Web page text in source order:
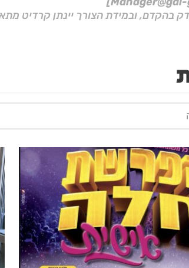
בהקדם, ובמידת הצורך יינתן קרדיט